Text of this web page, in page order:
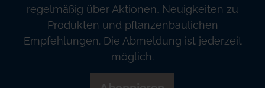
regelmäßig über Aktionen, Neuigkeiten zu
Produkten und pflanzenbaulichen
Empfehlungen. Die Abmeldung ist jederzeit
möglich.